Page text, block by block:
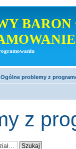
BARON
Ogólne problemy z
z